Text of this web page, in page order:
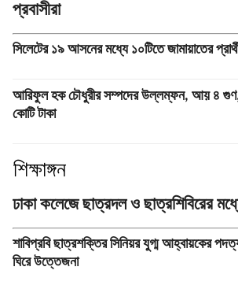
প্রবাসীরা
সিলেটের ১৯ আসনের মধ্যে ১০টিতে জামায়াতের
আরিফুল হক চৌধুরীর সম্পদের উল্লম্ফন, আয় ৪ গুণ,
কোটি টাকা
শিক্ষাঙ্গন
ঢাকা কলেজে ছাত্রদল ও ছাত্রশিবিরের
শাবিপ্রবি ছাত্রশক্তির সিনিয়র যুগ্ম আহ্বায়কের
ঘিরে উত্তেজনা